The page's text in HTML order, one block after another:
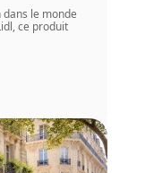
le monde
ce produit